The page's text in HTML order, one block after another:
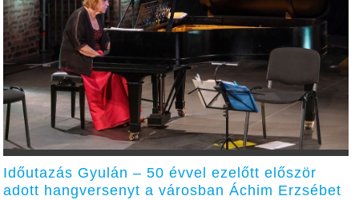
Időutazás Gyulán – 50 évvel ezelőtt először
adott hangversenyt a városban Áchim Erzsébet